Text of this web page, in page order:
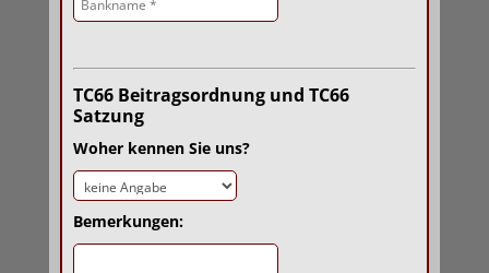
TC66 Beitragsordnung und TC66
Satzung
Woher kennen Sie uns?
Bemerkungen: